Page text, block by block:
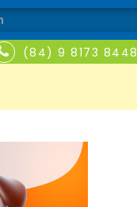
(84) 9 8173 8448